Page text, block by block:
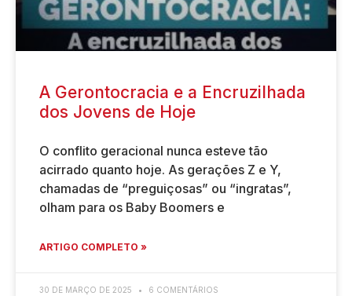
A Gerontocracia e a Encruzilhada
dos Jovens de Hoje
O conflito geracional nunca esteve tão
acirrado quanto hoje. As gerações Z e Y,
chamadas de “preguiçosas” ou “ingratas”,
olham para os Baby Boomers e
ARTIGO COMPLETO »
30 DE MARÇO DE 2025 6 COMENTÁRIOS